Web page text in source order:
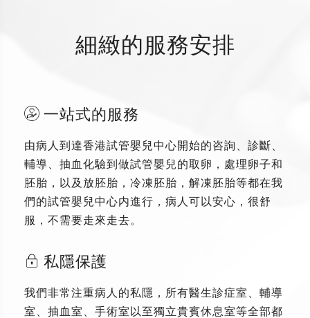
細緻的服務安排
一站式的服務
由病人到達香港試管嬰兒中心開始的咨詢、診斷、
輔導、抽血化驗到做試管嬰兒的取卵，處理卵子和
胚胎，以及放胚胎，冷凍胚胎，解凍胚胎等都在我
們的試管嬰兒中心内進行，病人可以安心，很舒
服，不需要走來走去。
私隱保護
我們非常注重病人的私隱，所有醫生診症室、輔導
室、抽血室、手術室以至獨立貴賓休息室等全部都